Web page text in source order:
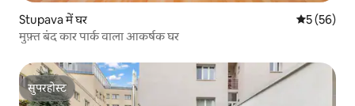
Stupava में घर औसत रेटिंग
5 (56)
मुफ़्त बंद कार पार्क वाला आकर्षक घर
सुपरहोस्ट
सुपरहोस्ट